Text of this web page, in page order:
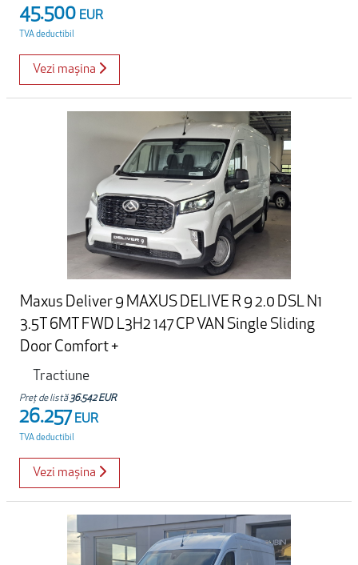
45.500 EUR
TVA deductibil
Vezi mașina
Maxus Deliver 9 MAXUS DELIVE R 9 2.0 DSL N1
3.5T 6MT FWD L3H2 147 CP VAN Single Sliding
Door Comfort +
Tractiune
Preț de listă 36.542 EUR
26.257EUR
TVA deductibil
Vezi mașina